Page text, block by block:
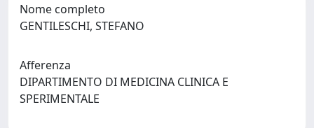
Nome completo
GENTILESCHI, STEFANO
Afferenza
DIPARTIMENTO DI MEDICINA CLINICA E
SPERIMENTALE